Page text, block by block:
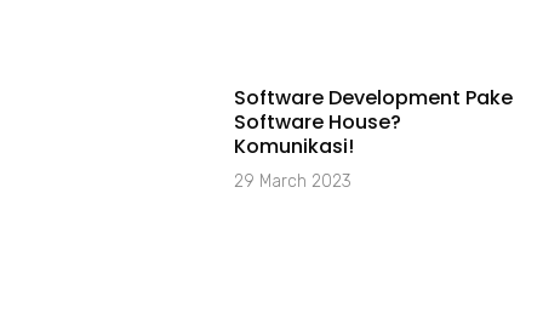
Software Development Pake
Software House?
Komunikasi!
29 March 2023